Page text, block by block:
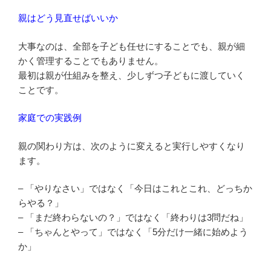
親はどう見直せばいいか
大事なのは、全部を子ども任せにすることでも、親が細
かく管理することでもありません。
最初は親が仕組みを整え、少しずつ子どもに渡していく
ことです。
家庭での実践例
親の関わり方は、次のように変えると実行しやすくなり
ます。
– 「やりなさい」ではなく「今日はこれとこれ、どっちか
らやる？」
– 「まだ終わらないの？」ではなく「終わりは3問だね」
– 「ちゃんとやって」ではなく「5分だけ一緒に始めよう
か」